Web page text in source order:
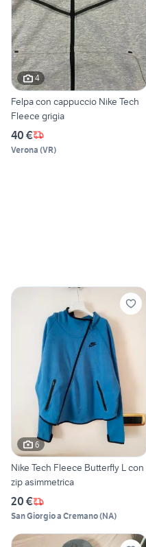
4
Felpa con cappuccio Nike Tech
Fleece grigia
40 €
Verona (VR)
6
Nike Tech Fleece Butterfly L con
zip asimmetrica
20 €
San Giorgio a Cremano(NA)